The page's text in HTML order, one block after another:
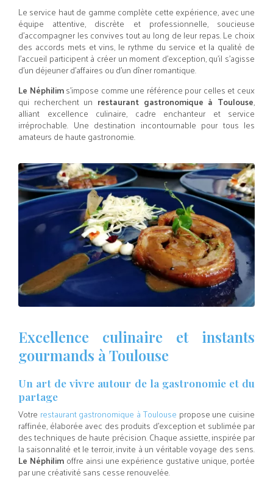
Le service haut de gamme complète cette expérience, avec une
équipe attentive, discrète et professionnelle, soucieuse
d’accompagner les convives tout au long de leur repas. Le choix
des accords mets et vins, le rythme du service et la qualité de
l’accueil participent à créer un moment d’exception, qu’il s’agisse
d’un déjeuner d’affaires ou d’un dîner romantique.
Le Néphilims’impose comme une référence pour celles et ceux
qui recherchent un restaurant gastronomique à Toulouse,
alliant excellence culinaire, cadre enchanteur et service
irréprochable. Une destination incontournable pour tous les
amateurs de haute gastronomie.
Excellence culinaire et instants
gourmands à Toulouse
Un art de vivre autour de la gastronomie et du
partage
Votre restaurant gastronomique à Toulouse propose une cuisine
raffinée, élaborée avec des produits d’exception et sublimée par
des techniques de haute précision. Chaque assiette, inspirée par
la saisonnalité et le terroir, invite à un véritable voyage des sens.
Le Néphilimoffre ainsi une expérience gustative unique, portée
par une créativité sans cesse renouvelée.